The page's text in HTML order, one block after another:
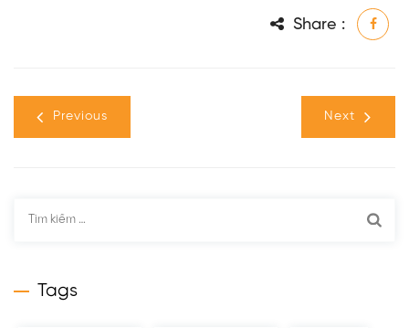
Share :
Previous Next
Tags